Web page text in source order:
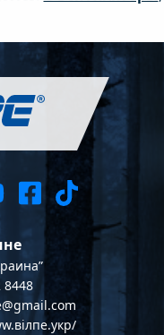
8448